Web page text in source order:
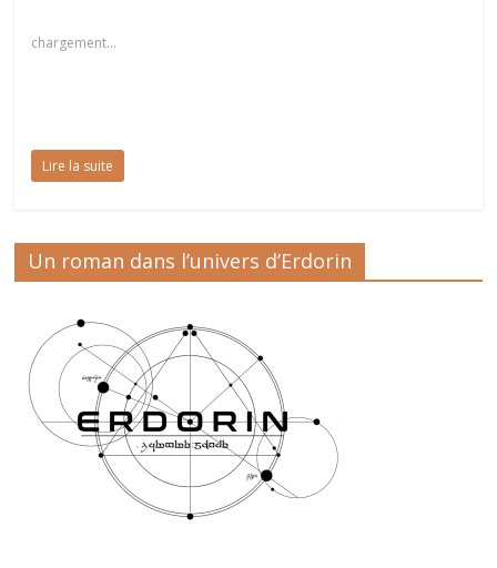
chargement…
Lire la suite
Un roman dans l’univers d’Erdorin